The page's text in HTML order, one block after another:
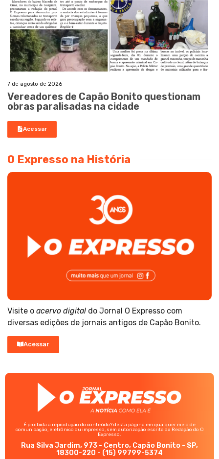
7 de agosto de 2026
Vereadores de Capão Bonito questionam
obras paralisadas na cidade
Acessar
O Expresso na História
Visite o acervo digital do Jornal O Expresso com
diversas edições de jornais antigos de Capão Bonito.
Acessar
É proibida a reprodução do conteúdo? desta página em qualquer meio de
comunicação, eletrônico ou impresso, sem autorização escrita da Redação do O
Expresso.
Rua Silva Jardim, 973 - Centro, Capão Bonito - SP,
18300-220 - (15) 99799-5374